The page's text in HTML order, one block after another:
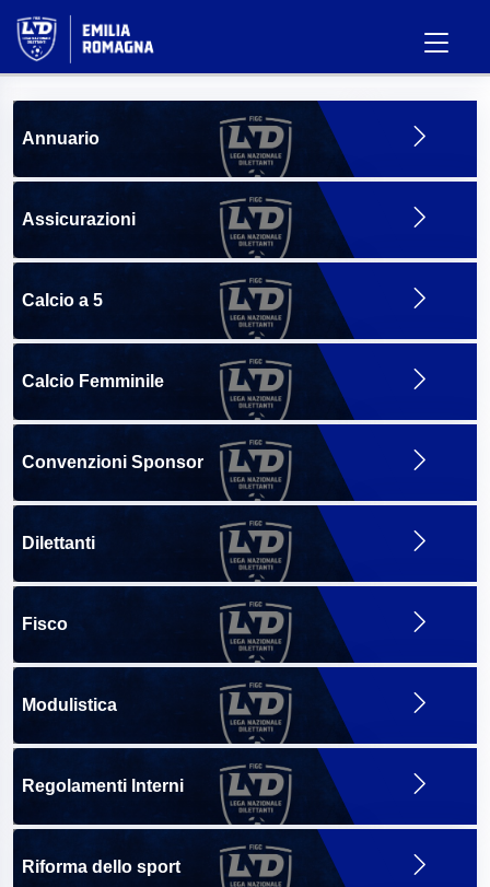
Annuario
Assicurazioni
Calcio a 5
Calcio Femminile
Convenzioni Sponsor
Dilettanti
Fisco
Modulistica
Regolamenti Interni
Riforma dello sport